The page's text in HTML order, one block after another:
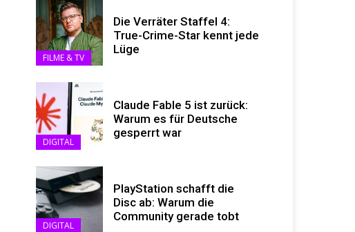
FILME & TV
Die Verräter Staffel 4:
True-Crime-Star kennt jede
Lüge
DIGITAL
Claude Fable 5 ist zurück:
Warum es für Deutsche
gesperrt war
DIGITAL
PlayStation schafft die
Disc ab: Warum die
Community gerade tobt